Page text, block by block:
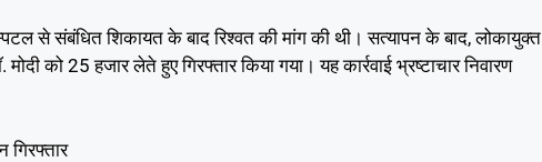
से संबंधित शिकायत के बाद रिश्वत की मांग की थी। सत्यापन के बाद, लोकायुक्त
को 25 हजार लेते हुए गिरफ्तार किया गया। यह कार्रवाई भ्रष्टाचार निवारण